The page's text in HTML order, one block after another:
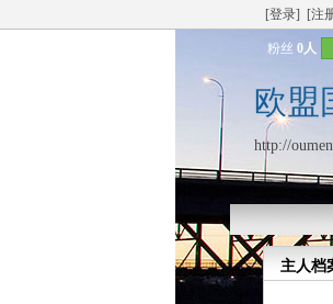
[登录] [注
粉丝 0人
欧盟
http://
主人档